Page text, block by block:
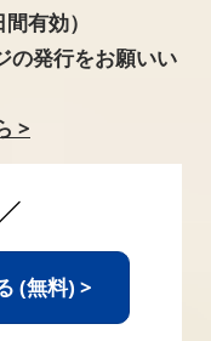
有効）
の発行をお願いい
>
╱
(無料) >